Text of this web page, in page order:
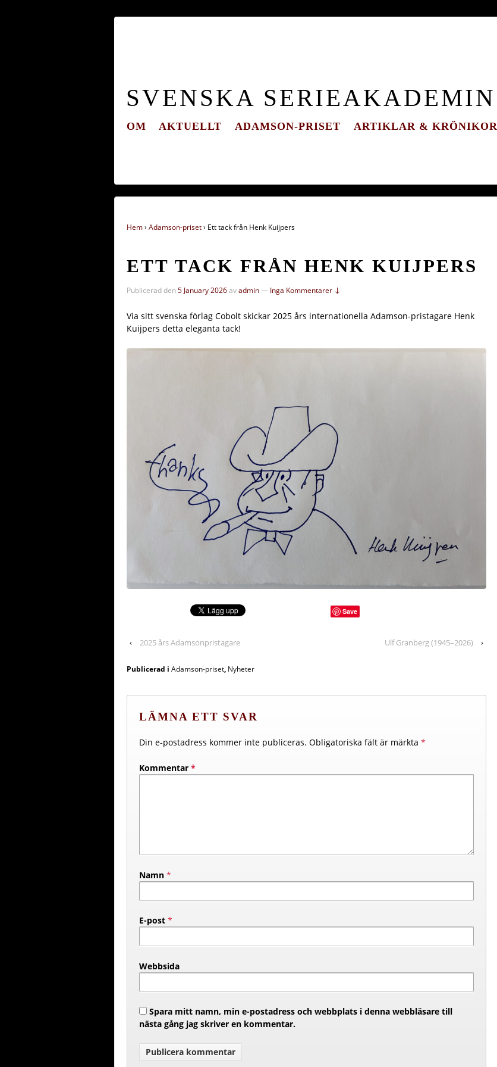
SVENSKA SERIEAKADEMIN
OM AKTUELLT ADAMSON-PRISET ARTIKLAR & KRÖNIKOR
Hem› Adamson-priset› Ett tack från Henk Kuijpers
ETT TACK FRÅN HENK KUIJPERS
Publicerad den5 January 2026avadmin— Inga Kommentarer ↓
Via sitt svenska förlag Cobolt skickar 2025 års internationella Adamson-pristagare Henk
Kuijpers detta eleganta tack!
Save
‹ 2025 års Adamsonpristagare Ulf Granberg (1945–2026) ›
Publicerad i Adamson-priset, Nyheter
LÄMNA ETT SVAR
Din e-postadress kommer inte publiceras. Obligatoriska fält är märkta *
Kommentar *
Namn *
E-post *
Webbsida
Spara mitt namn, min e-postadress och webbplats i denna webbläsare till
nästa gång jag skriver en kommentar.